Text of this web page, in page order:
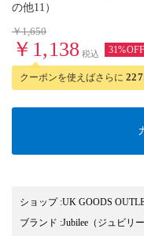
の他11）
￥1,650
￥1,138 税込 31%OFF
クーポンを使えばさらに 227
ショップ:UK GOODS
ブランド :Jubilee （ジュビリー